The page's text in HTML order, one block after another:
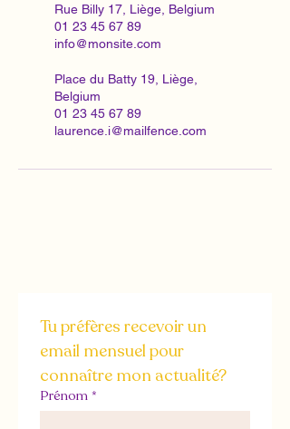
Rue Billy 17, Liège, Belgium
01 23 45 67 89
info@monsite.com
Place du Batty 19, Liège,
Belgium
01 23 45 67 89
laurence.i@mailfence.com
Tu préfères recevoir un
email mensuel pour
connaître mon actualité?
Prénom *